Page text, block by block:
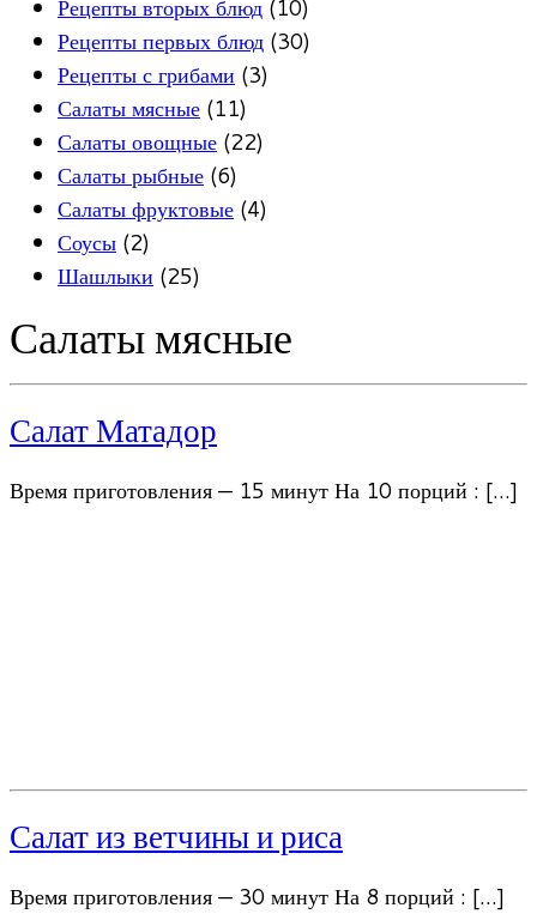
Рецепты вторых блюд (10)
Рецепты первых блюд (30)
Рецепты с грибами (3)
Салаты мясные (11)
Салаты овощные (22)
Салаты рыбные (6)
Салаты фруктовые (4)
Соусы (2)
Шашлыки (25)
Салаты мясные
Салат Матадор
Время приготовления — 15 минут На 10 порций : […]
Салат из ветчины и риса
Время приготовления — 30 минут На 8 порций : […]